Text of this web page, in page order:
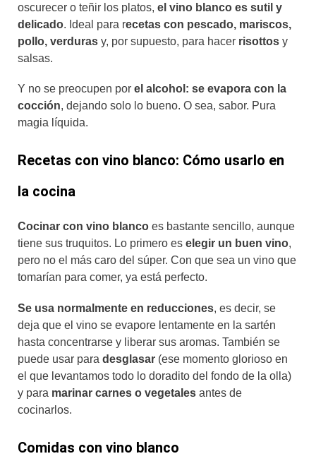
oscurecer o teñir los platos, el vino blanco es sutil y
delicado. Ideal para recetas con pescado, mariscos,
pollo, verduras y, por supuesto, para hacer risottos y
salsas.
Y no se preocupen por el alcohol: se evapora con la
cocción, dejando solo lo bueno. O sea, sabor. Pura
magia líquida.
Recetas con vino blanco: Cómo usarlo en
la cocina
Cocinar con vino blanco es bastante sencillo, aunque
tiene sus truquitos. Lo primero es elegir un buen vino,
pero no el más caro del súper. Con que sea un vino que
tomarían para comer, ya está perfecto.
Se usa normalmente en reducciones, es decir, se
deja que el vino se evapore lentamente en la sartén
hasta concentrarse y liberar sus aromas. También se
puede usar para desglasar (ese momento glorioso en
el que levantamos todo lo doradito del fondo de la olla)
y para marinar carnes o vegetales antes de
cocinarlos.
Comidas con vino blanco